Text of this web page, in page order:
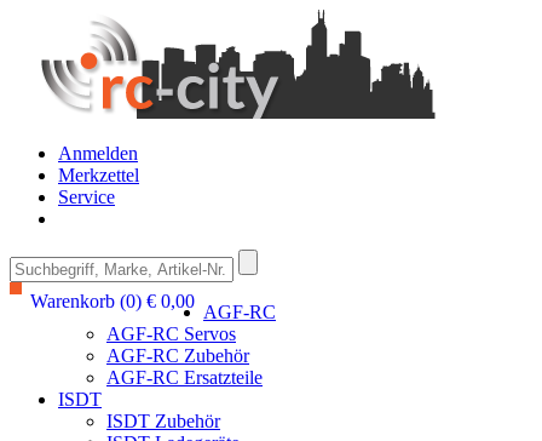
Anmelden
Merkzettel
Service
Warenkorb (0) € 0,00
AGF-RC
AGF-RC Servos
AGF-RC Zubehör
AGF-RC Ersatzteile
ISDT
ISDT Zubehör